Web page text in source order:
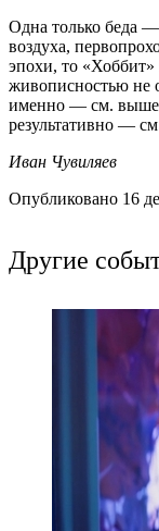
Одна только беда
воздуха,
эпохи, то
живописностью не
именно — см. выше.
результативно —
Иван Чувиляев
Опубликовано 16
Другие